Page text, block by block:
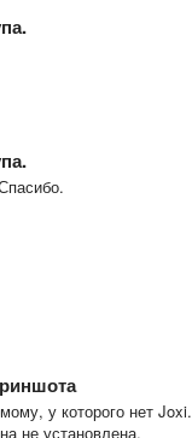
у которого нет Joxi.
не установлена.